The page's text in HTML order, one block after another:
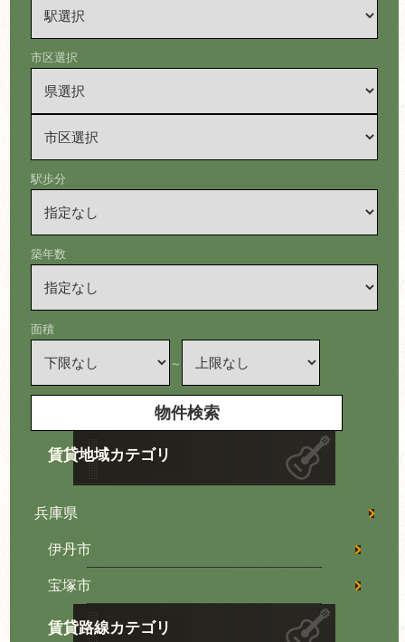
市区選択
駅歩分
築年数
面積
～
賃貸地域カテゴリ
兵庫県
伊丹市
宝塚市
賃貸路線カテゴリ